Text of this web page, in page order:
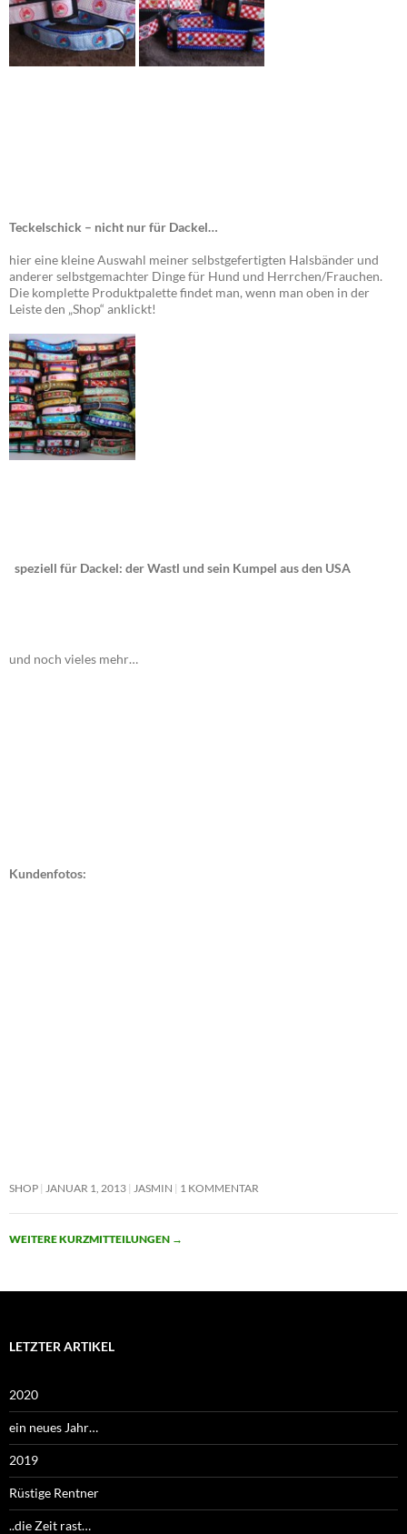
Teckelschick – nicht nur für Dackel…
hier eine kleine Auswahl meiner selbstgefertigten Halsbänder und
anderer selbstgemachter Dinge für Hund und Herrchen/Frauchen.
Die komplette Produktpalette findet man, wenn man oben in der
Leiste den „Shop“ anklickt!
speziell für Dackel: der Wastl und sein Kumpel aus den USA
und noch vieles mehr…
Kundenfotos:
SHOP JANUAR 1, 2013 JASMIN 1 KOMMENTAR
WEITERE KURZMITTEILUNGEN →
LETZTER ARTIKEL
2020
ein neues Jahr…
2019
Rüstige Rentner
..die Zeit rast…